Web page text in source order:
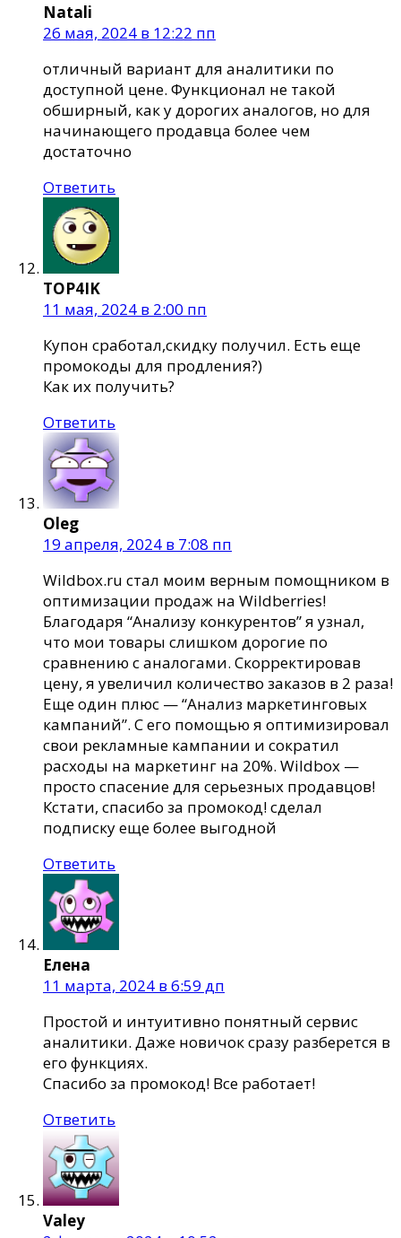
Natali
26 мая, 2024 в 12:22 пп
отличный вариант для аналитики по
доступной цене. Функционал не такой
обширный, как у дорогих аналогов, но для
начинающего продавца более чем
достаточно
Ответить
TOP4IK
11 мая, 2024 в 2:00 пп
Купон сработал,скидку получил. Есть еще
промокоды для продления?)
Как их получить?
Ответить
Oleg
19 апреля, 2024 в 7:08 пп
Wildbox.ru стал моим верным помощником в
оптимизации продаж на Wildberries!
Благодаря “Анализу конкурентов” я узнал,
что мои товары слишком дорогие по
сравнению с аналогами. Скорректировав
цену, я увеличил количество заказов в 2 раза!
Еще один плюс — “Анализ маркетинговых
кампаний”. С его помощью я оптимизировал
свои рекламные кампании и сократил
расходы на маркетинг на 20%. Wildbox —
просто спасение для серьезных продавцов!
Кстати, спасибо за промокод! сделал
подписку еще более выгодной
Ответить
Елена
11 марта, 2024 в 6:59 дп
Простой и интуитивно понятный сервис
аналитики. Даже новичок сразу разберется в
его функциях.
Спасибо за промокод! Все работает!
Ответить
Valey